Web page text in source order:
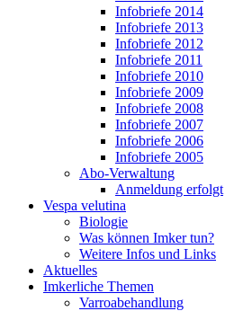
Infobriefe 2014
Infobriefe 2013
Infobriefe 2012
Infobriefe 2011
Infobriefe 2010
Infobriefe 2009
Infobriefe 2008
Infobriefe 2007
Infobriefe 2006
Infobriefe 2005
Abo-Verwaltung
Anmeldung erfolgt
Vespa velutina
Biologie
Was können Imker tun?
Weitere Infos und Links
Aktuelles
Imkerliche Themen
Varroabehandlung